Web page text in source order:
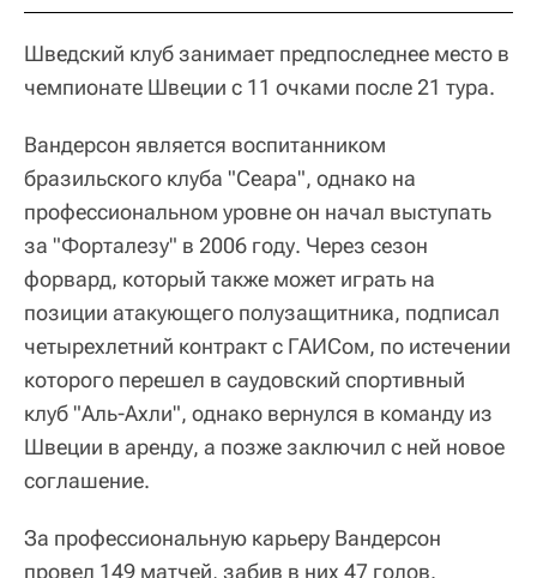
Шведский клуб занимает предпоследнее место в
чемпионате Швеции с 11 очками после 21 тура.
Вандерсон является воспитанником
бразильского клуба "Сеара", однако на
профессиональном уровне он начал выступать
за "Форталезу" в 2006 году. Через сезон
форвард, который также может играть на
позиции атакующего полузащитника, подписал
четырехлетний контракт с ГАИСом, по истечении
которого перешел в саудовский спортивный
клуб "Аль-Ахли", однако вернулся в команду из
Швеции в аренду, а позже заключил с ней новое
соглашение.
За профессиональную карьеру Вандерсон
провел 149 матчей, забив в них 47 голов.